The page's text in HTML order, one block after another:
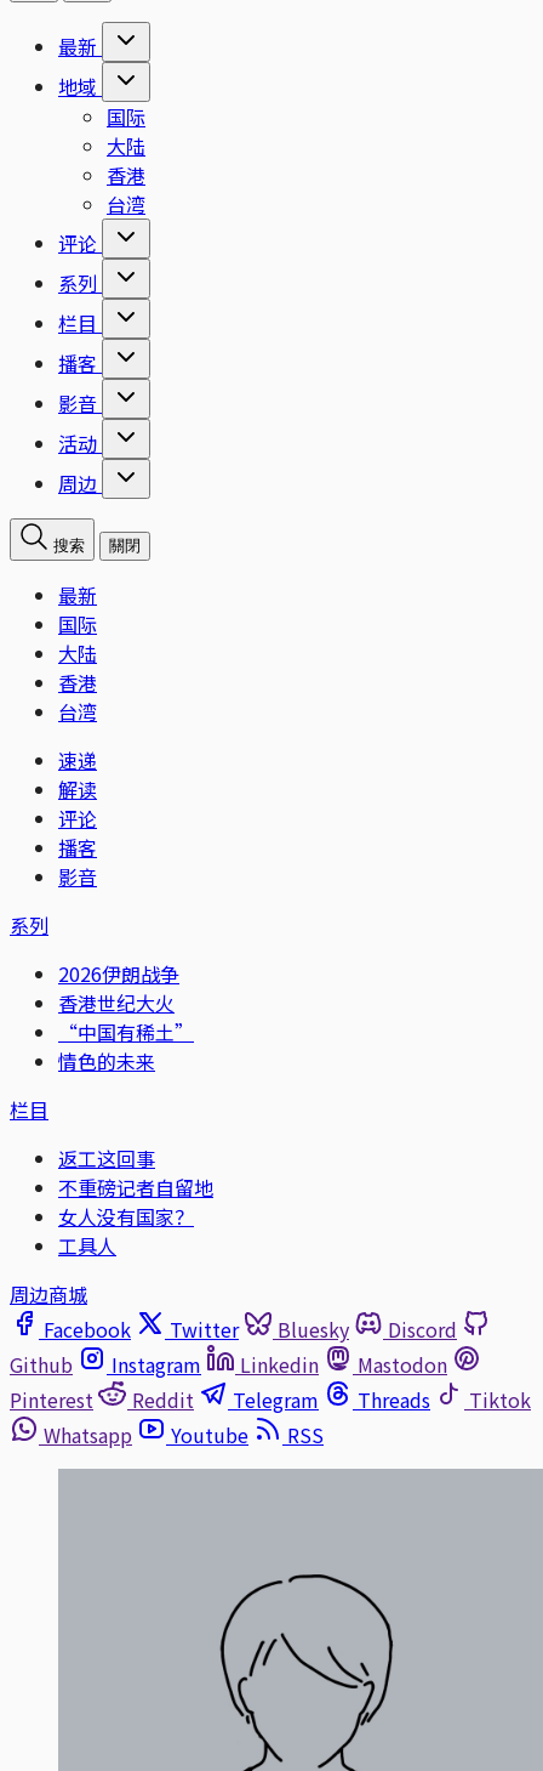
最新
地域
国际
大陆
香港
台湾
评论
系列
栏目
播客
影音
活动
周边
搜索 關閉
最新
国际
大陆
香港
台湾
速递
解读
评论
播客
影音
系列
2026伊朗战争
香港世纪大火
“中国有稀土”
情色的未来
栏目
返工这回事
不重磅记者自留地
女人没有国家？
工具人
周边商城
Facebook
Twitter Bluesky
Discord
Github
Instagram Linkedin
Mastodon
Pinterest
Reddit Telegram Threads
Tiktok
Whatsapp
Youtube RSS